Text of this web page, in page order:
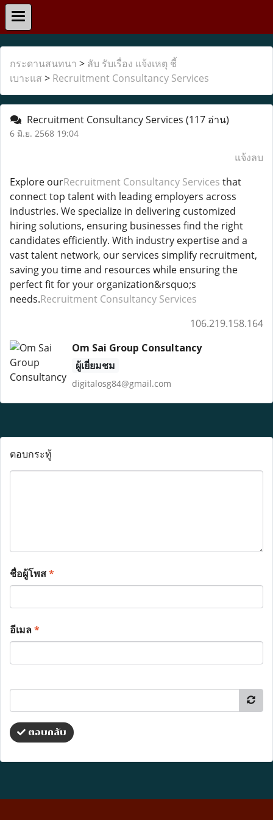
กระดานสนทนา > ลับ รับเรื่อง แจ้งเหตุ ชี้
เบาะแส > Recruitment Consultancy Services
Recruitment Consultancy Services (117 อ่าน)
6 มิ.ย. 2568 19:04
แจ้งลบ
Explore ourRecruitment Consultancy Services that
connect top talent with leading employers across
industries. We specialize in delivering customized
hiring solutions, ensuring businesses find the right
candidates efficiently. With industry expertise and a
vast talent network, our services simplify recruitment,
saving you time and resources while ensuring the
perfect fit for your organization&rsquo;s
needs.Recruitment Consultancy Services
106.219.158.164
Om Sai Group Consultancy
ผู้เยี่ยมชม
digitalosg84@gmail.com
ตอบกระทู้
ชื่อผู้โพส*
อีเมล*
ตอบกลับ